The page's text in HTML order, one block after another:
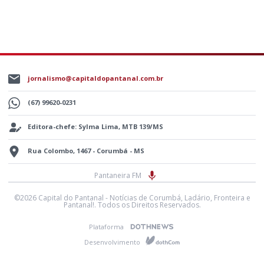
jornalismo@capitaldopantanal.com.br
(67) 99620-0231
Editora-chefe: Sylma Lima, MTB 139/MS
Rua Colombo, 1467 - Corumbá - MS
Pantaneira FM
©2026 Capital do Pantanal - Notícias de Corumbá, Ladário, Fronteira e
Pantanal!. Todos os Direitos Reservados.
Plataforma
Desenvolvimento